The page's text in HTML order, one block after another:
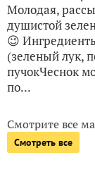
Молодая,
душистой
😉
(зеленый лук,
пучокЧеснок
по...
Смотрите все
Смотреть все